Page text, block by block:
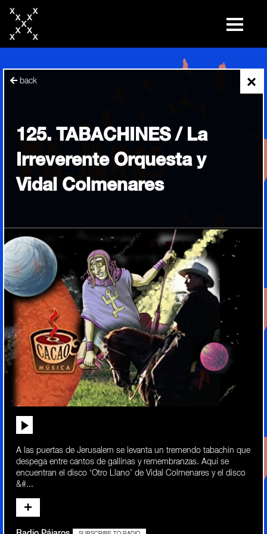
content
×
back
125. TABACHINES / La
Irreverente Orquesta y
Vidal Colmenares
A las puertas de Jerusalem se levanta un tremendo tabachin que
despega entre cantos de gallinas y remembranzas. Aquí se
encuentran el disco ‘Otro Llano’ de Vidal Colmenares y el disco
&#...